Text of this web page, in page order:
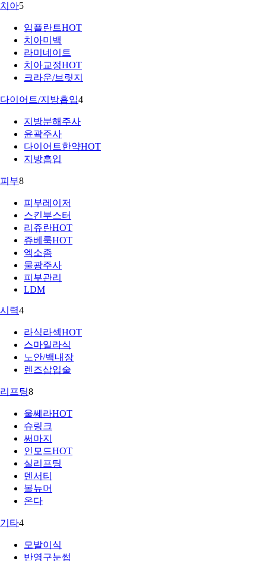
치아5
임플란트HOT
치아미백
라미네이트
치아교정HOT
크라운/브릿지
다이어트/지방흡입4
지방분해주사
윤곽주사
다이어트한약HOT
지방흡입
피부8
피부레이저
스킨부스터
리쥬란HOT
쥬베룩HOT
엑소좀
물광주사
피부관리
LDM
시력4
라식라섹HOT
스마일라식
노안/백내장
렌즈삽입술
리프팅8
울쎄라HOT
슈링크
써마지
인모드HOT
실리프팅
덴서티
볼뉴머
온다
기타4
모발이식
반영구눈썹